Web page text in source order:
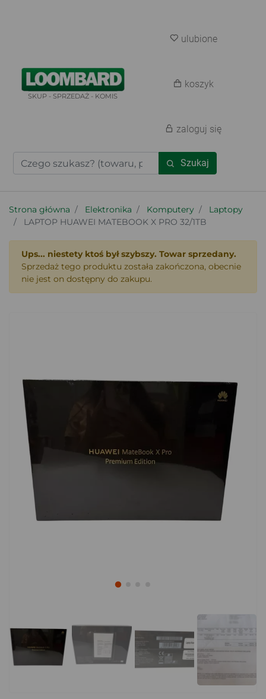
SKUP - SPRZEDAŻ - KOMIS
Szukaj
ulubione
koszyk
zaloguj się
Strona główna Elektronika Komputery
Laptopy
LAPTOP HUAWEI MATEBOOK X PRO 32/1TB
Ups... niestety ktoś był szybszy. Towar sprzedany.
Sprzedaż tego produktu została zakończona, obecnie
nie jest on dostępny do zakupu.